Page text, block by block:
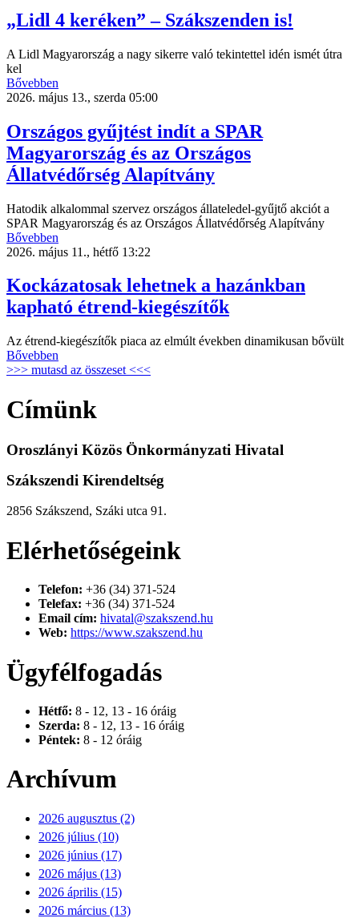
„Lidl 4 keréken” – Szákszenden is!
A Lidl Magyarország a nagy sikerre való tekintettel idén ismét útra
kel
Bővebben
2026. május 13., szerda 05:00
Országos gyűjtést indít a SPAR
Magyarország és az Országos
Állatvédőrség Alapítvány
Hatodik alkalommal szervez országos állateledel-gyűjtő akciót a
SPAR Magyarország és az Országos Állatvédőrség Alapítvány
Bővebben
2026. május 11., hétfő 13:22
Kockázatosak lehetnek a hazánkban
kapható étrend-kiegészítők
Az étrend-kiegészítők piaca az elmúlt években dinamikusan bővült
Bővebben
>>> mutasd az összeset <<<
Címünk
Oroszlányi Közös Önkormányzati Hivatal
Szákszendi Kirendeltség
2856 Szákszend, Száki utca 91.
Elérhetőségeink
Telefon: +36 (34) 371-524
Telefax: +36 (34) 371-524
Email cím: hivatal@szakszend.hu
Web: https://www.szakszend.hu
Ügyfélfogadás
Hétfő: 8 - 12, 13 - 16 óráig
Szerda: 8 - 12, 13 - 16 óráig
Péntek: 8 - 12 óráig
Archívum
2026 augusztus (2)
2026 július (10)
2026 június (17)
2026 május (13)
2026 április (15)
2026 március (13)